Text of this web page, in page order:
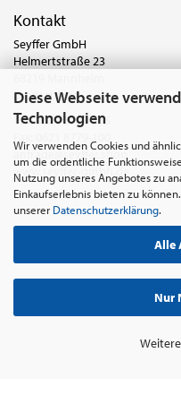
Diese Webseite
Technologien
Wir verwenden Cookies und
um die ordentliche
Nutzung unseres Angebotes zu
Einkaufserlebnis bieten zu
unserer Datenschutzerklärung.
Alle
Nur
Kontakt
Seyffer GmbH
Helmertstraße 23
Deutschland
Tel.:0621 8779-555
anfrage@seyffer.shop
www.seyffer-gmbh.de